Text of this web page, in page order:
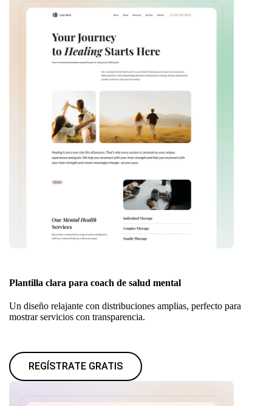
Plantilla clara para coach de salud mental
Un diseño relajante con distribuciones amplias, perfecto para
mostrar servicios con transparencia.
REGÍSTRATE GRATIS